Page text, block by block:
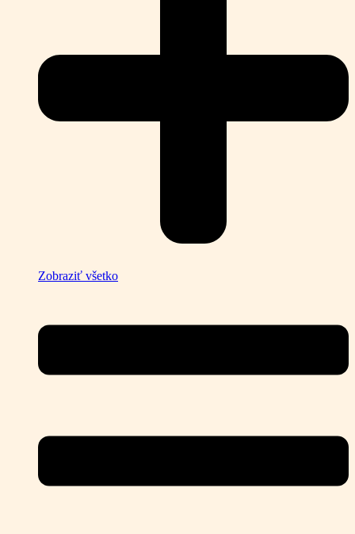
Zobraziť všetko